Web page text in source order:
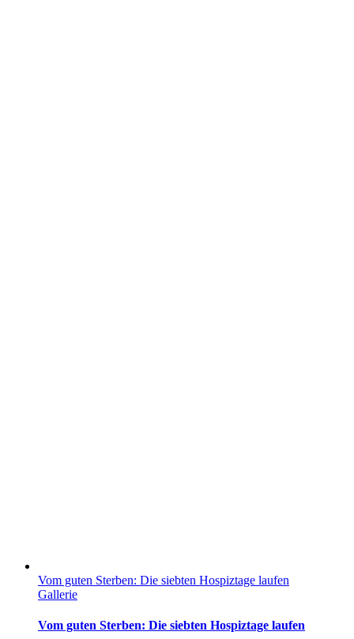
Vom guten Sterben: Die siebten Hospiztage laufen
Gallerie
Vom guten Sterben: Die siebten Hospiztage laufen